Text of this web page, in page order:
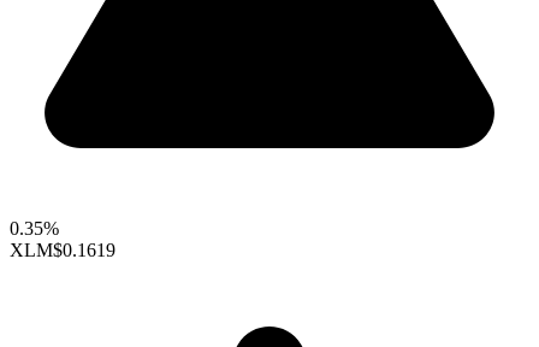
0.35%
XLM$0.1619